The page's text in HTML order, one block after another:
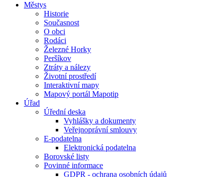
Městys
Historie
Současnost
O obci
Rodáci
Železné Horky
Peršíkov
Ztráty a nálezy
Životní prostředí
Interaktivní mapy
Mapový portál Mapotip
Úřad
Úřední deska
Vyhlášky a dokumenty
Veřejnoprávní smlouvy
E-podatelna
Elektronická podatelna
Borovské listy
Povinné informace
GDPR - ochrana osobních údajů